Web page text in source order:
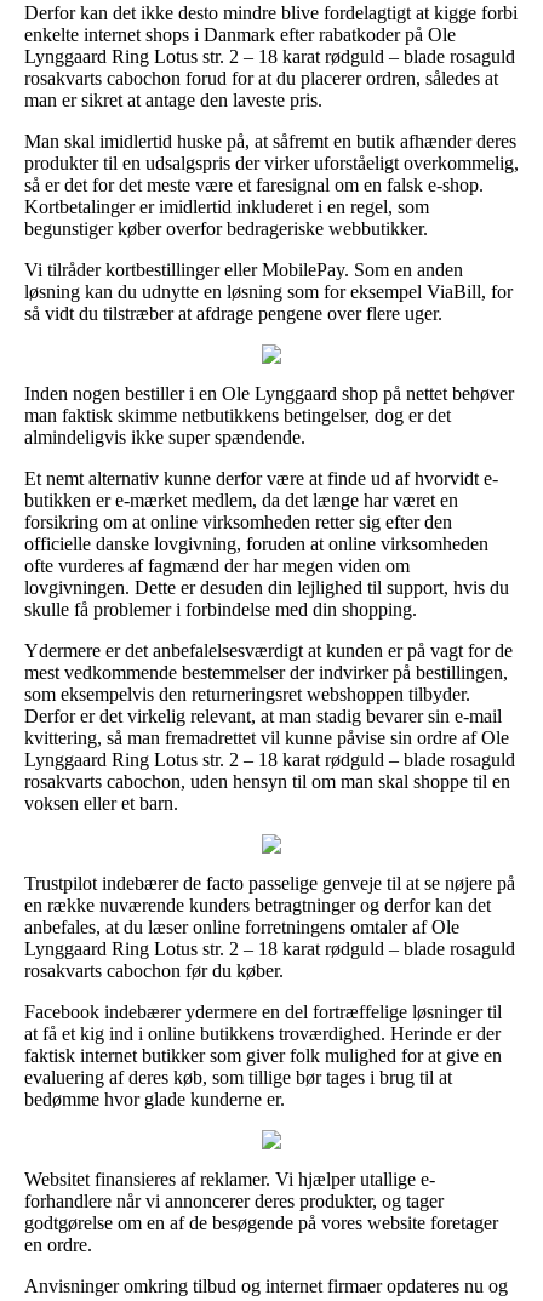
Derfor kan det ikke desto mindre blive fordelagtigt at kigge forbi
enkelte internet shops i Danmark efter rabatkoder på Ole
Lynggaard Ring Lotus str. 2 – 18 karat rødguld – blade rosaguld
rosakvarts cabochon forud for at du placerer ordren, således at
man er sikret at antage den laveste pris.
Man skal imidlertid huske på, at såfremt en butik afhænder deres
produkter til en udsalgspris der virker uforståeligt overkommelig,
så er det for det meste være et faresignal om en falsk e-shop.
Kortbetalinger er imidlertid inkluderet i en regel, som
begunstiger køber overfor bedrageriske webbutikker.
Vi tilråder kortbestillinger eller MobilePay. Som en anden
løsning kan du udnytte en løsning som for eksempel ViaBill, for
så vidt du tilstræber at afdrage pengene over flere uger.
Inden nogen bestiller i en Ole Lynggaard shop på nettet behøver
man faktisk skimme netbutikkens betingelser, dog er det
almindeligvis ikke super spændende.
Et nemt alternativ kunne derfor være at finde ud af hvorvidt e-
butikken er e-mærket medlem, da det længe har været en
forsikring om at online virksomheden retter sig efter den
officielle danske lovgivning, foruden at online virksomheden
ofte vurderes af fagmænd der har megen viden om
lovgivningen. Dette er desuden din lejlighed til support, hvis du
skulle få problemer i forbindelse med din shopping.
Ydermere er det anbefalelsesværdigt at kunden er på vagt for de
mest vedkommende bestemmelser der indvirker på bestillingen,
som eksempelvis den returneringsret webshoppen tilbyder.
Derfor er det virkelig relevant, at man stadig bevarer sin e-mail
kvittering, så man fremadrettet vil kunne påvise sin ordre af Ole
Lynggaard Ring Lotus str. 2 – 18 karat rødguld – blade rosaguld
rosakvarts cabochon, uden hensyn til om man skal shoppe til en
voksen eller et barn.
Trustpilot indebærer de facto passelige genveje til at se nøjere på
en række nuværende kunders betragtninger og derfor kan det
anbefales, at du læser online forretningens omtaler af Ole
Lynggaard Ring Lotus str. 2 – 18 karat rødguld – blade rosaguld
rosakvarts cabochon før du køber.
Facebook indebærer ydermere en del fortræffelige løsninger til
at få et kig ind i online butikkens troværdighed. Herinde er der
faktisk internet butikker som giver folk mulighed for at give en
evaluering af deres køb, som tillige bør tages i brug til at
bedømme hvor glade kunderne er.
Websitet finansieres af reklamer. Vi hjælper utallige e-
forhandlere når vi annoncerer deres produkter, og tager
godtgørelse om en af de besøgende på vores website foretager
en ordre.
Anvisninger omkring tilbud og internet firmaer opdateres nu og